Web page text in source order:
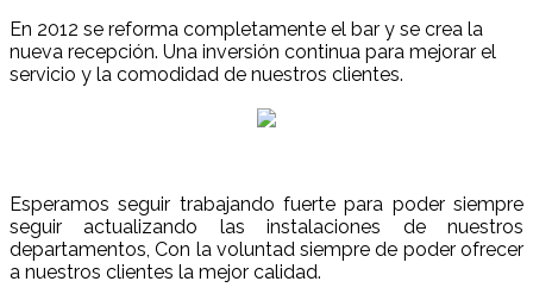
En 2012 se reforma completamente el bar y se crea la
nueva recepción. Una inversión continua para mejorar el
servicio y la comodidad de nuestros clientes.
Esperamos seguir trabajando fuerte para poder siempre
seguir actualizando las instalaciones de nuestros
departamentos, Con la voluntad siempre de poder ofrecer
a nuestros clientes la mejor calidad.